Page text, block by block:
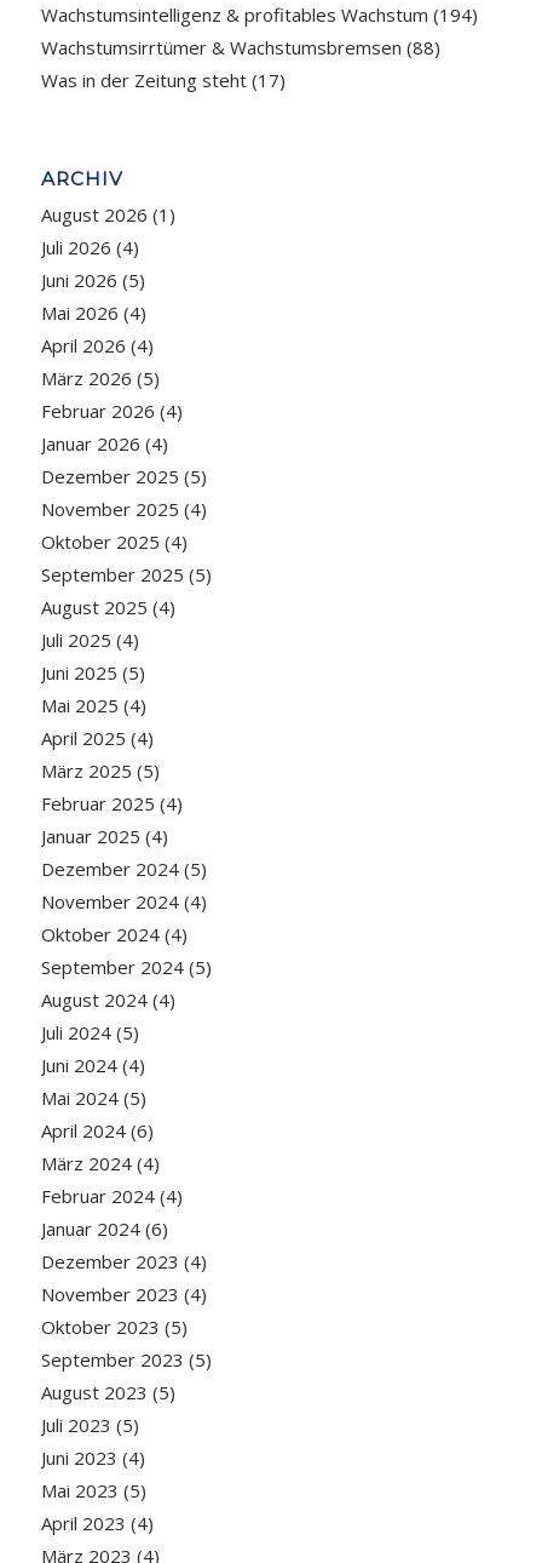
Wachstumsintelligenz & profitables Wachstum (194)
Wachstumsirrtümer & Wachstumsbremsen (88)
Was in der Zeitung steht(17)
ARCHIV
August 2026 (1)
Juli 2026 (4)
Juni 2026 (5)
Mai 2026 (4)
April 2026 (4)
März 2026 (5)
Februar 2026 (4)
Januar 2026 (4)
Dezember 2025 (5)
November 2025 (4)
Oktober 2025 (4)
September 2025 (5)
August 2025 (4)
Juli 2025 (4)
Juni 2025 (5)
Mai 2025 (4)
April 2025 (4)
März 2025 (5)
Februar 2025 (4)
Januar 2025 (4)
Dezember 2024(5)
November 2024(4)
Oktober 2024(4)
September 2024(5)
August 2024(4)
Juli 2024(5)
Juni 2024(4)
Mai 2024(5)
April 2024(6)
März 2024(4)
Februar 2024(4)
Januar 2024(6)
Dezember 2023 (4)
November 2023 (4)
Oktober 2023 (5)
September 2023 (5)
August 2023 (5)
Juli 2023 (5)
Juni 2023 (4)
Mai 2023 (5)
April 2023 (4)
März 2023 (4)